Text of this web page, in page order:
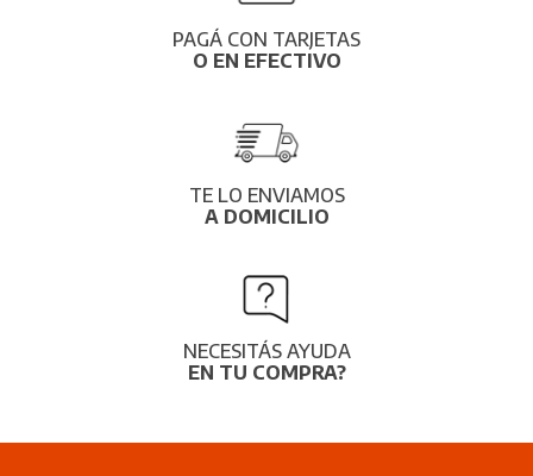
PAGÁ CON TARJETAS
O EN EFECTIVO
TE LO ENVIAMOS
A DOMICILIO
NECESITÁS AYUDA
EN TU COMPRA?